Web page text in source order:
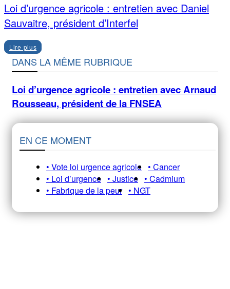
Loi d’urgence agricole : entretien avec Daniel
Sauvaitre, président d’Interfel
Lire plus
DANS LA MÊME RUBRIQUE
Loi d’urgence agricole : entretien avec Arnaud
Rousseau, président de la FNSEA
EN CE MOMENT
• Vote loi urgence agricole • Cancer
• Loi d’urgence • Justice • Cadmium
• Fabrique de la peur • NGT